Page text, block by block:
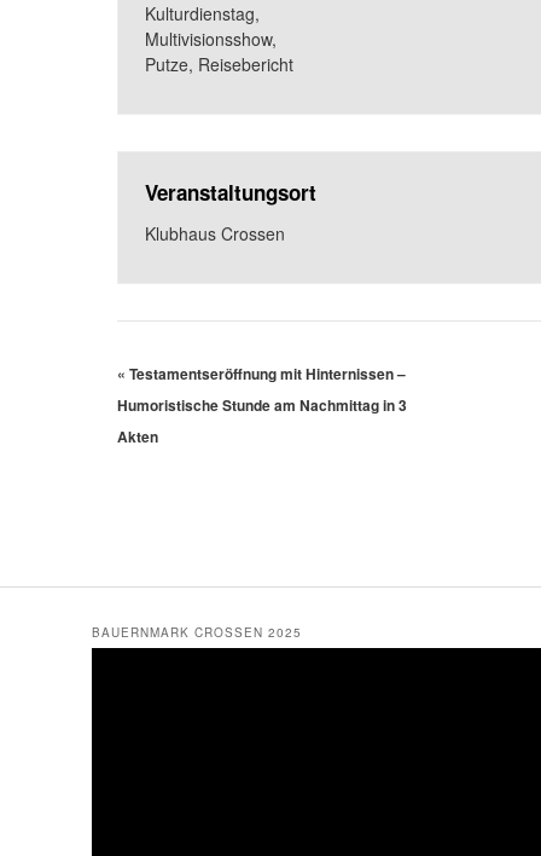
Kulturdienstag,
Multivisionsshow,
Putze, Reisebericht
Veranstaltungsort
Klubhaus Crossen
« Testamentseröffnung mit Hinternissen –
Humoristische Stunde am Nachmittag in 3
Akten
BAUERNMARK CROSSEN 2025